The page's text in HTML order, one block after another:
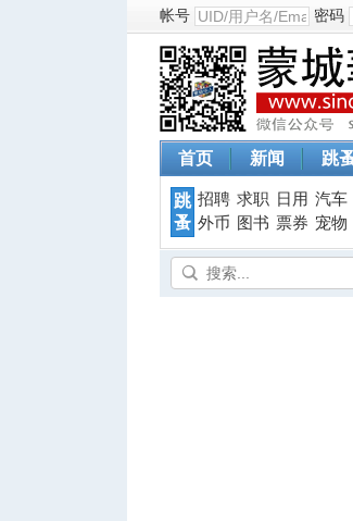
帐号 密码
首页 新闻 跳
跳
蚤
招聘 求职 日用 汽车
外币
图书 票券 宠物